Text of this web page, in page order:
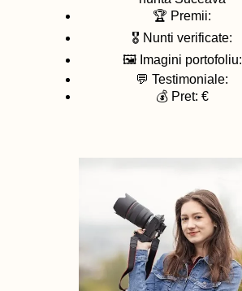
🏆 Premii:
🎖️ Nunti verificate:
🖼️ Imagini portofoliu:
💬 Testimoniale:
💰 Pret: €